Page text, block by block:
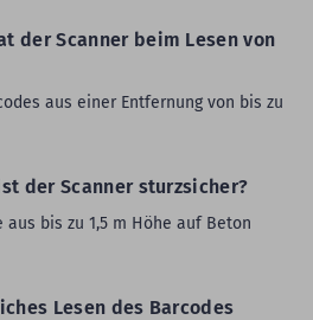
der Scanner beim Lesen von
aus einer Entfernung von bis zu
der Scanner sturzsicher?
bis zu 1,5 m Höhe auf Beton
Lesen des Barcodes